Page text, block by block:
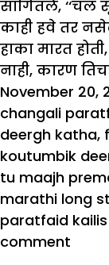
सांगितले, ‘‘चल
काही हवे तर
हाका मारत
नाही, कारण
Posted
on
November 20,
changali
deergh katha,
koutumbik
tu maajh
marathi long
paratfaid
comment